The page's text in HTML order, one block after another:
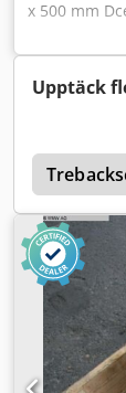
x 500 mm
Mått L x B x
maskinbord
450 mm
Upptäck